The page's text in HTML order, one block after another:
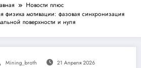
Новости плюс
физика мотивации: фазовая синхронизация
поверхности и нуля
Mining_broth 21 Апреля 2026